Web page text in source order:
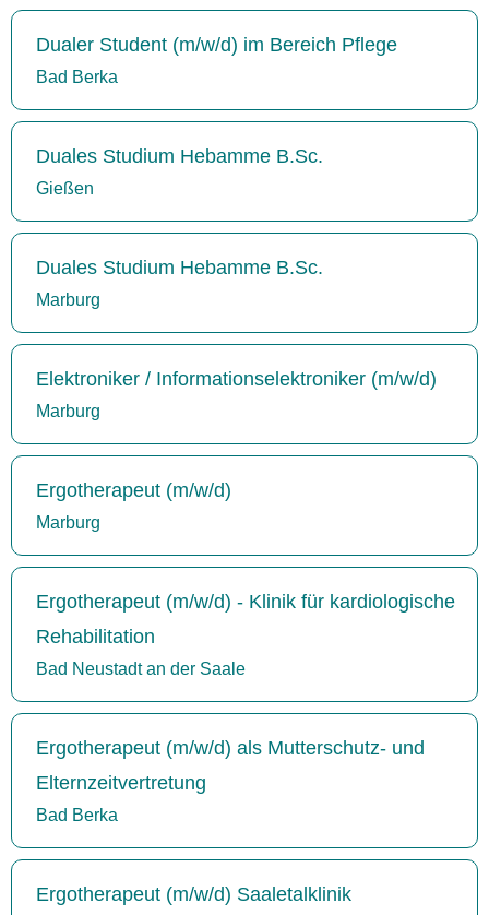
Dualer Student (m/w/d) im Bereich Pflege
Bad Berka
Duales Studium Hebamme B.Sc.
Gießen
Duales Studium Hebamme B.Sc.
Marburg
Elektroniker / Informationselektroniker (m/w/d)
Marburg
Ergotherapeut (m/w/d)
Marburg
Ergotherapeut (m/w/d) - Klinik für kardiologische
Rehabilitation
Bad Neustadt an der Saale
Ergotherapeut (m/w/d) als Mutterschutz- und
Elternzeitvertretung
Bad Berka
Ergotherapeut (m/w/d) Saaletalklinik